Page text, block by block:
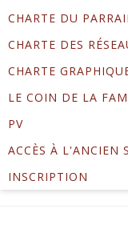
CHARTE DU
CHARTE DES
CHARTE
LE COIN DE LA
PV
ACCÈS À L'ANCIEN
INSCRIPTION